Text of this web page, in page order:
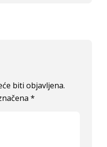
biti objavljena.
*